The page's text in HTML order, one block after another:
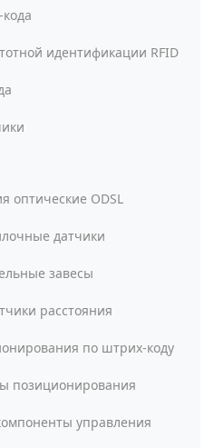
идентификации RFID
оптические ODSL
датчики
завесы
расстояния
по штрих-коду
позиционирования
управления